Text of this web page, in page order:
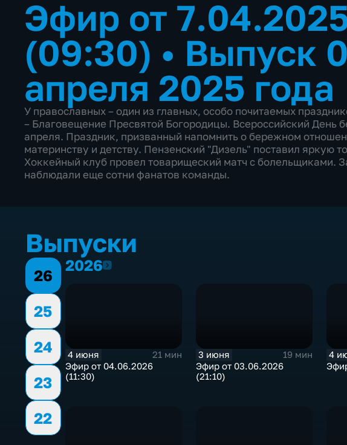
Эфир от
(09:30) • Выпуск
апреля 2025 года
У православных – один из главных, особо почитаемых
– Благовещение Пресвятой Богородицы. Всероссийский День
апреля. Праздник, призванный напомнить о бережном
материнству и детству. Пензенский "Дизель" поставил яркую
Хоккейный клуб провел товарищеский матч с болельщиками.
наблюдали еще сотни фанатов команды.
Выпуски
26
25
24
23
22
20262026
4 июня
21 мин
Эфир от 04.06.2026
(11:30)
3 июня
19 мин
Эфир от 03.06.2026
(21:10)
4